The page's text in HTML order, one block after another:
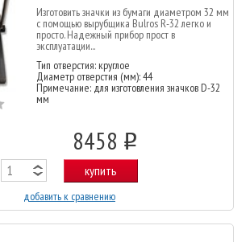
Изготовить значки из бумаги диаметром 32 мм
с помощью вырубщика Bulros R-32 легко и
просто. Надежный прибор прост в
эксплуатации...
Тип отверстия: круглое
Диаметр отверстия (мм): 44
Примечание: для изготовления значков D-32
мм
8458 o
купить
добавить к сравнению